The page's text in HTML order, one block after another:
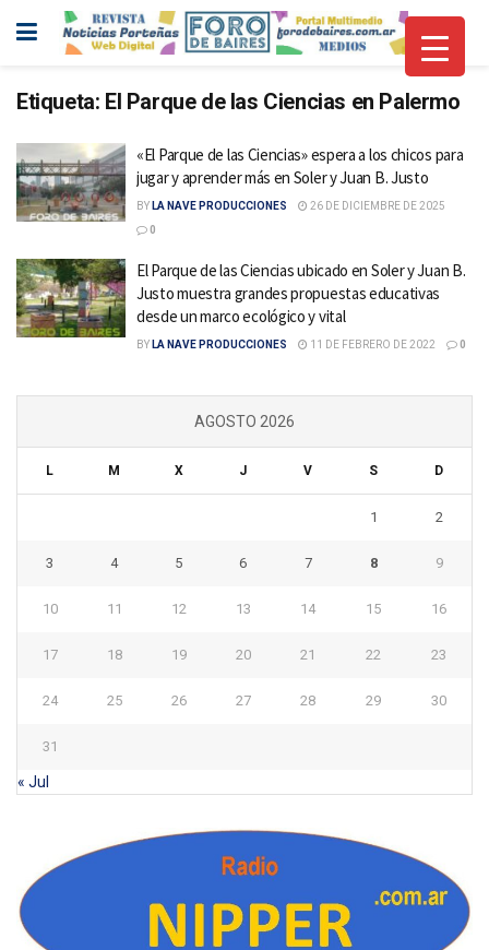
Etiqueta: El Parque de las Ciencias en Palermo
«El Parque de las Ciencias» espera a los chicos para
jugar y aprender más en Soler y Juan B. Justo
BY LA NAVE PRODUCCIONES
26 DE DICIEMBRE DE 2025
0
El Parque de las Ciencias ubicado en Soler y Juan B.
Justo muestra grandes propuestas educativas
desde un marco ecológico y vital
BY LA NAVE PRODUCCIONES 11 DE FEBRERO DE 2022 0
AGOSTO 2026
L M X J V S D
1 2
3 4 5 6 7 8 9
10 11 12 13 14 15 16
17 18 19 20 21 22 23
24 25 26 27 28 29 30
31
« Jul